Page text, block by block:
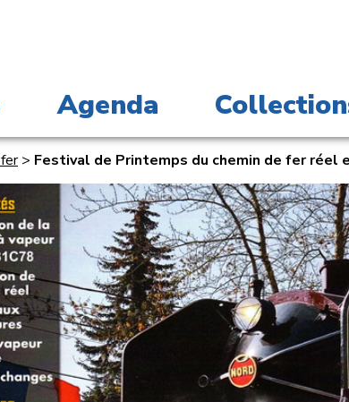
Agenda
> Festival de Printemps du chemin de fer réel